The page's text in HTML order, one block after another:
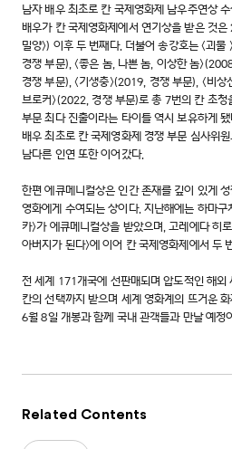
남자 배우 최초로 칸 국제영화제 남우주연상
배우가 칸 국제영화제에서 연기상을 받은 것
밀양>) 이후 두 번째다. 더불어 송강호는 <괴
경쟁 부문), <좋은 놈, 나쁜 놈, 이상한 놈
경쟁 부문), <기생충>(2019, 경쟁 부문), <비
브로커>(2022, 경쟁 부문)로 총 7번의 칸 초청
부문 최다 진출이라는 타이틀 역시 보유하게
배우 최초로 칸 국제영화제 경쟁 부문 심사위
남다른 인연 또한 이어갔다.
한편 에큐메니컬상은 인간 존재를 깊이 있게
영화에게 수여되는 상이다. 지난해에는 하마구
카>가 에큐메니컬상을 받았으며, 고레에다 히
아버지가 된다>에 이어 칸 국제영화제에서 두
전 세계 171개국에 선판매되며 압도적인 해외
칸의 선택까지 받으며 세계 영화계의 뜨거운
6월 8일 개봉과 함께 국내 관객들과 만날 예정
Related Contents